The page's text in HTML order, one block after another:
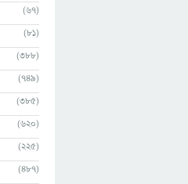
(67)
(81)
(388)
(749)
(385)
(620)
(225)
(487)